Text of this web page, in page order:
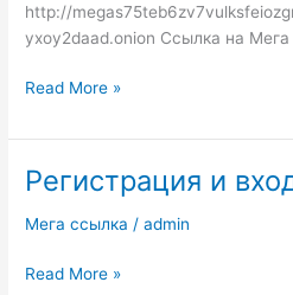
http://
yxoy2daad.onion Ссылка на
Read More »
Регистрация и
Мега ссылка /admin
Регистрация
вход
сайт
Read More »